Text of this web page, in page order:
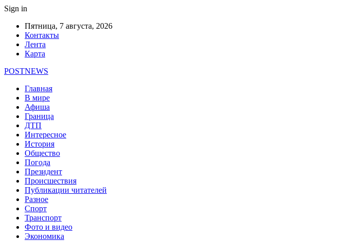
Sign in
Пятница, 7 августа, 2026
Контакты
Лента
Карта
POSTNEWS
Главная
В мире
Афиша
Граница
ДТП
Интересное
История
Общество
Погода
Президент
Происшествия
Публикации читателей
Разное
Спорт
Транспорт
Фото и видео
Экономика